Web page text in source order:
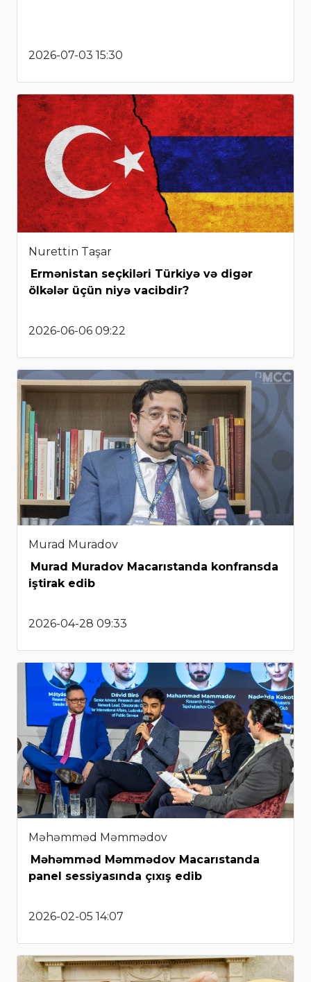
2026-07-03 15:30
Nurettin Taşar
Ermənistan seçkiləri Türkiyə və digər
ölkələr üçün niyə vacibdir?
2026-06-06 09:22
Murad Muradov
Murad Muradov Macarıstanda konfransda
iştirak edib
2026-04-28 09:33
Məhəmməd Məmmədov
Məhəmməd Məmmədov Macarıstanda
panel sessiyasında çıxış edib
2026-02-05 14:07